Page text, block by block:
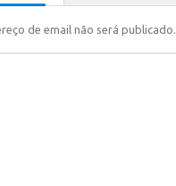
de email não será publicado.